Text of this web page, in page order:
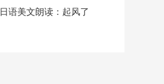
日语美文朗读：起风了